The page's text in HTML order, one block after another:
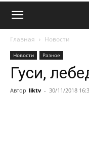
Главная Новости
Новости Разное
Гуси,
Автор liktv - 30/11/2018